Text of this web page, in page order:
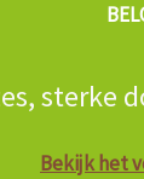
sterke
Bekijk het